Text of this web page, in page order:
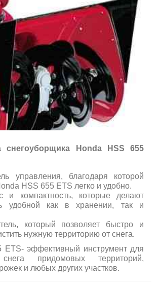
снегоуборщика Honda HSS 655
управления, благодаря которой
HSS 655 ETS легко и удобно.
и компактность, которые делают
удобной как в хранении, так и
который позволяет быстро и
нужную территорию от снега.
ETS- эффективный инструмент для
придомовых территорий,
и любых других участков.